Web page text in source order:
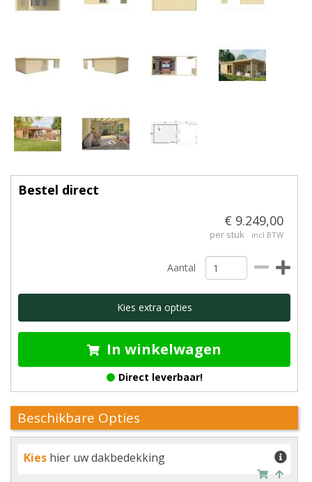
Bestel direct
€ 9.249,00
per stuk incl BTW
Aantal
Kies extra opties
In winkelwagen
Direct leverbaar!
Beschikbare Opties
Kies hier uw dakbedekking